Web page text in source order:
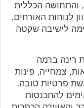
והתחושה הכללית
לנוחות האורחים.
לישיבה שקטה
רינה ברמה
צמחייה, פינות
פרטיות טובה,
להתכנסות